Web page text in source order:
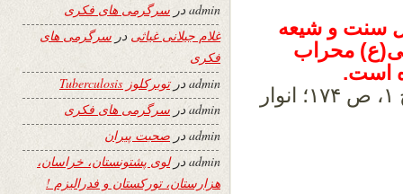
سنت و شیعه
محراب
است.
].فروغ ولایت، ص ۶۹۷؛ منتهی الاَّمال، ج ۱، ص ۱۷۴؛ انوار
admin در سرگرمی های فکری
غلام جیلانی غیاثی در سرگرمی های
فکری
adminدرتوبرکلوز Tuberculosis
adminدر سرگرمی های فکری
admin در صحبت پیران
adminدرلوی پشتونستان، خراسان،
هزارستان، تورکستان و فدرالیزم !